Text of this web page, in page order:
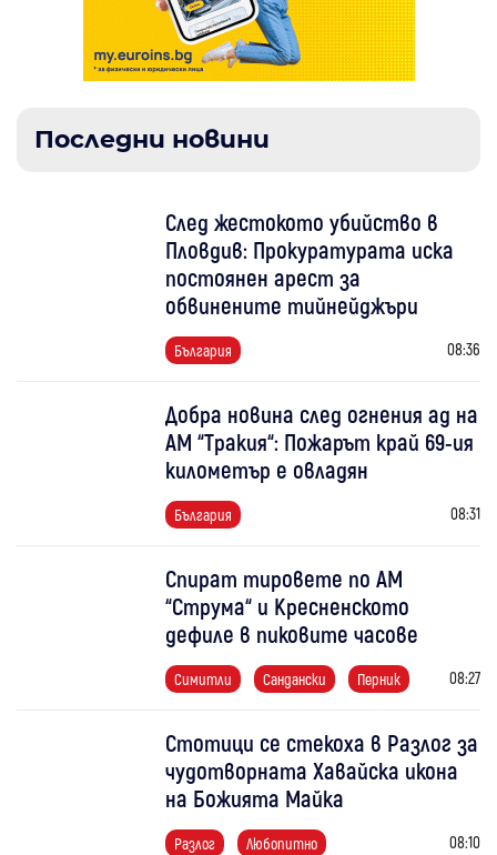
Последни новини
След жестокото убийство в
Пловдив: Прокуратурата иска
постоянен арест за
обвинените тийнейджъри
България 08:36
Добра новина след огнения ад на
АМ “Тракия“: Пожарът край 69-ия
километър е овладян
България 08:31
Спират тировете по АМ
“Струма“ и Кресненското
дефиле в пиковите часове
Симитли Сандански Перник 08:27
Стотици се стекоха в Разлог за
чудотворната Хавайска икона
на Божията Майка
Разлог Любопитно 08:10